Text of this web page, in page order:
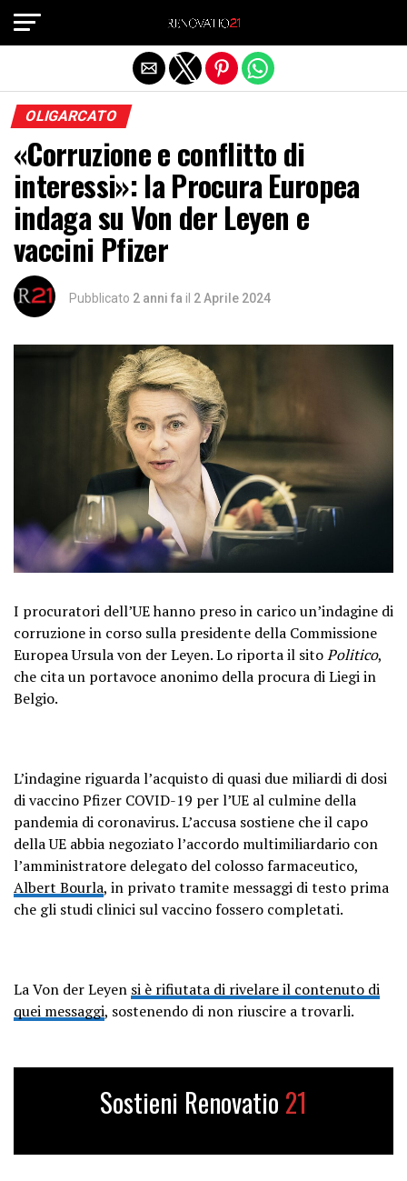
OLIGARCATO
«Corruzione e conflitto di
interessi»: la Procura Europea
indaga su Von der Leyen e
vaccini Pfizer
Pubblicato 2 anni fa il 2 Aprile 2024
I procuratori dell’UE hanno preso in carico un’indagine di
corruzione in corso sulla presidente della Commissione
Europea Ursula von der Leyen. Lo riporta il sitoPolitico,
che cita un portavoce anonimo della procura di Liegi in
Belgio.
L’indagine riguarda l’acquisto di quasi due miliardi di dosi
di vaccino Pfizer COVID-19 per l’UE al culmine della
pandemia di coronavirus. L’accusa sostiene che il capo
della UE abbia negoziato l’accordo multimiliardario con
l’amministratore delegato del colosso farmaceutico,
Albert Bourla, in privato tramite messaggi di testo prima
che gli studi clinici sul vaccino fossero completati.
La Von der Leyen si è rifiutata di rivelare il contenuto di
quei messaggi, sostenendo di non riuscire a trovarli.
Sostieni Renovatio 21
Exit mobile version